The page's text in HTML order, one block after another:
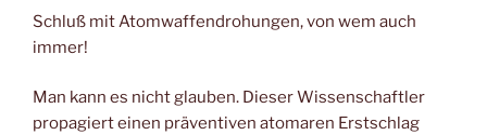
Schluß mit Atomwaffendrohungen, von wem auch
immer!
Man kann es nicht glauben. Dieser Wissenschaftler
propagiert einen präventiven atomaren Erstschlag